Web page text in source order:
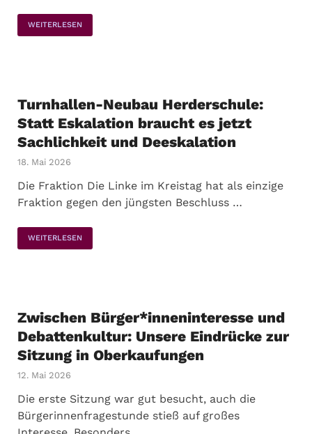
WEITERLESEN
Turnhallen-Neubau Herderschule:
Statt Eskalation braucht es jetzt
Sachlichkeit und Deeskalation
18. Mai 2026
Die Fraktion Die Linke im Kreistag hat als einzige
Fraktion gegen den jüngsten Beschluss …
WEITERLESEN
Zwischen Bürger*inneninteresse und
Debattenkultur: Unsere Eindrücke zur
Sitzung in Oberkaufungen
12. Mai 2026
Die erste Sitzung war gut besucht, auch die
Bürgerinnenfragestunde stieß auf großes